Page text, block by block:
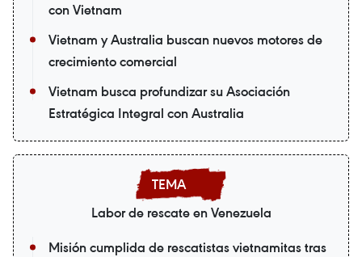
con Vietnam
Vietnam y Australia buscan nuevos motores de
crecimiento comercial
Vietnam busca profundizar su Asociación
Estratégica Integral con Australia
Labor de rescate en Venezuela
Misión cumplida de rescatistas vietnamitas tras